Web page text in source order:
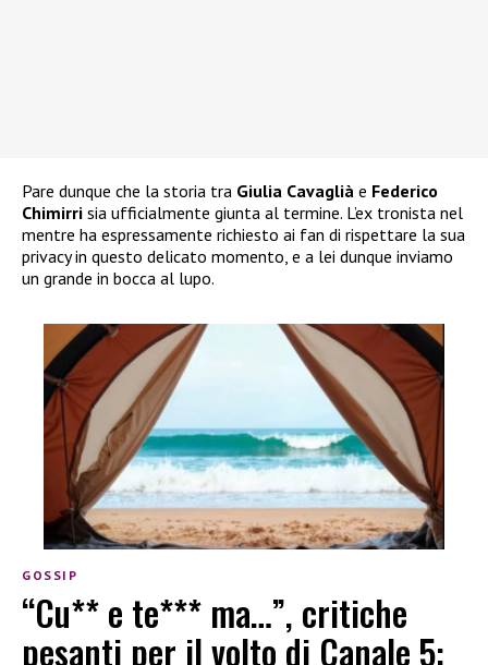
Pare dunque che la storia tra Giulia Cavaglià e Federico
Chimirri sia ufficialmente giunta al termine. L’ex tronista nel
mentre ha espressamente richiesto ai fan di rispettare la sua
privacy in questo delicato momento, e a lei dunque inviamo
un grande in bocca al lupo.
GOSSIP
“Cu** e te*** ma…”, critiche
pesanti per il volto di Canale 5: